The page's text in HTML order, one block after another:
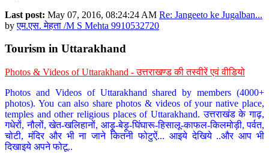
Last post: May 07, 2016, 08:24:24 AM Re: Jangeeto ke Jugalban...
byएम.एस. मेहता /M S Mehta 9910532720
Tourism in Uttarakhand
Photos & Videos of Uttarakhand - उत्तराखण्ड की तस्वीरें एवं वीडियो
Photos and Videos of Uttarakhand shared by members (4000+
photos). You can also share photos & videos of your native place,
temples and other religious places of Uttarakhand. उत्तराखंड के गाढ़,
गधेरों, नौलों, खेत-खलिहानों, आड़ू-बेड़ू-घिंघारू-हिसालू-काफल-किलमोड़ी, पर्वत,
चोटी, मंदिर और भी ना जाने कितनी फोटुऐं... आइये देखिये ..और आप भी
दिखाइये अपने फोटू..